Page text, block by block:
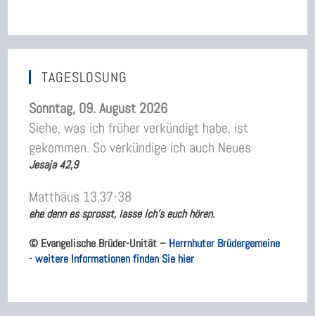
TAGESLOSUNG
Sonntag, 09. August 2026
Siehe, was ich früher verkündigt habe, ist
gekommen. So verkündige ich auch Neues
Jesaja 42,9
Matthäus 13,37-38
ehe denn es sprosst, lasse ich’s euch hören.
© Evangelische Brüder-Unität – Herrnhuter Brüdergemeine
-weitere Informationen finden Sie hier